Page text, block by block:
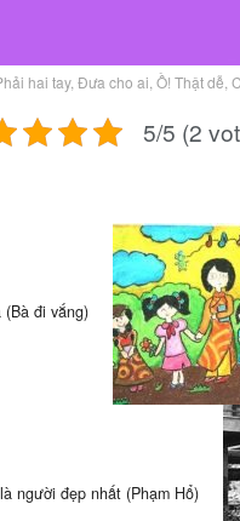
hai tay, Đưa cho ai, Ồ! Thật dễ,
5/5 (2
(Bà đi vắng)
người đẹp nhất (Phạm Hổ)